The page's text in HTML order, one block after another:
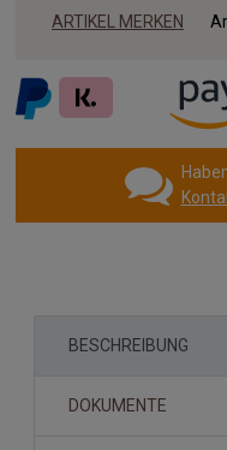
ARTIKEL MERKEN
BESCHREIBUNG
DOKUMENTE